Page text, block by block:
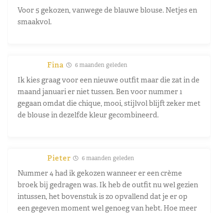
Voor 5 gekozen, vanwege de blauwe blouse. Netjes en
smaakvol.
Fina 6 maanden geleden
Ik kies graag voor een nieuwe outfit maar die zat in de
maand januari er niet tussen. Ben voor nummer 1
gegaan omdat die chique, mooi, stijlvol blijft zeker met
de blouse in dezelfde kleur gecombineerd.
Pieter 6 maanden geleden
Nummer 4 had ik gekozen wanneer er een crème
broek bij gedragen was. Ik heb de outfit nu wel gezien
intussen, het bovenstuk is zo opvallend dat je er op
een gegeven moment wel genoeg van hebt. Hoe meer